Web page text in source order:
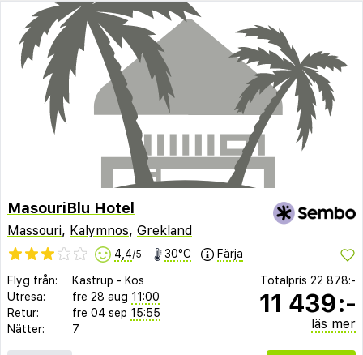
MasouriBlu Hotel
Massouri, Kalymnos, Grekland
4,4/5 30°C Färja
Flyg från: Kastrup - Kos
Utresa:
fre 28 aug 11:00
Retur:
fre 04 sep 15:55
Nätter:
7
Totalpris 22 878:-
11 439:-
läs mer